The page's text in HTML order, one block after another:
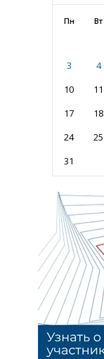
Пн Вт
3
4
10
11
17
18
24
25
31